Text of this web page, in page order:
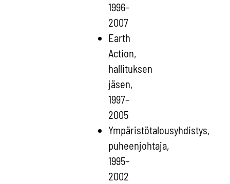
1996–
2007
Earth
Action,
hallituksen
jäsen,
1997–
2005
Ympäristötalousyhdistys,
puheenjohtaja,
1995–
2002